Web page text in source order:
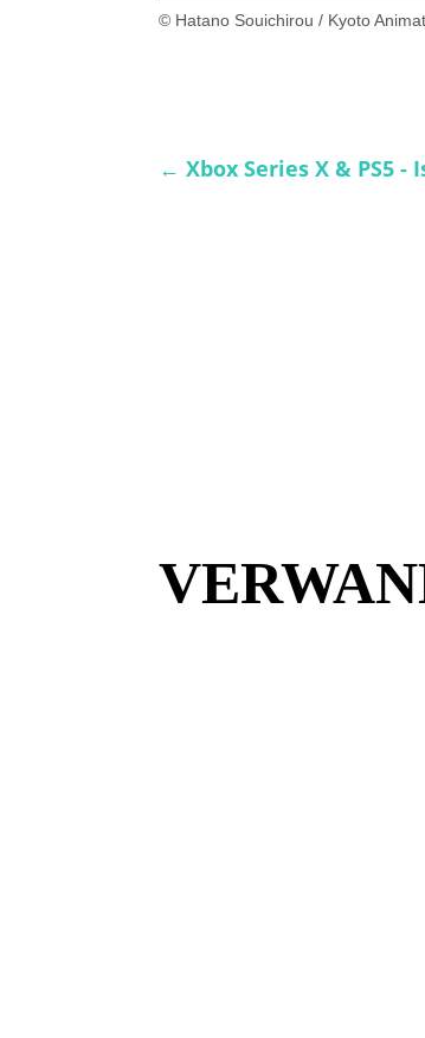
© Hatano Souichirou / Kyoto
←Xbox Series X & PS5